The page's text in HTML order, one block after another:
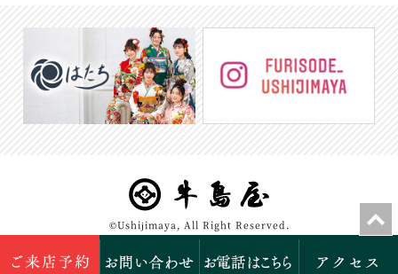
©Ushijimaya, All Right Reserved.